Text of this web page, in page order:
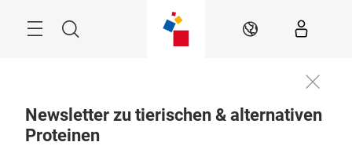
Suche DE
Newsletter zu tierischen & alternativen
Proteinen